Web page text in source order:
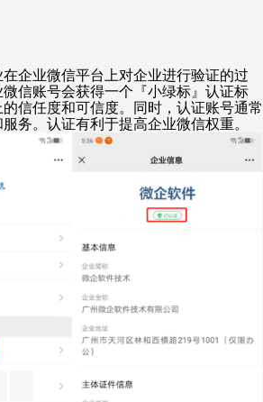
企业微信平台上对企业进行验证的过
信账号会获得一个『小绿标』认证标
信任度和可信度。同时，认证账号通常
务。认证有利于提高企业微信权重。